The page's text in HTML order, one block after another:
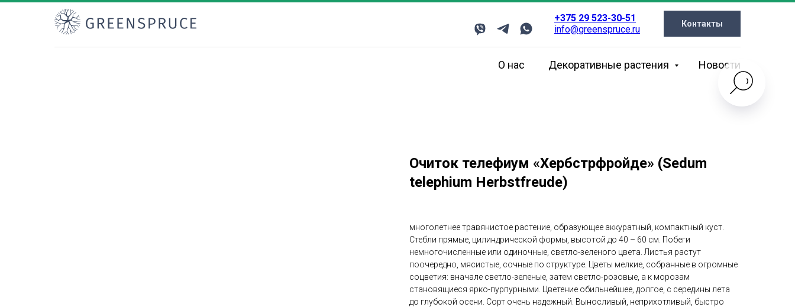
+375 29 523-30-51
info@greenspruce.ru
Контакты
О нас Декоративные растения Новости
Очиток телефиум «Хербстрфройде» (Sedum
telephium Herbstfreude)
многолетнее травянистое растение, образующее аккуратный, компактный куст.
Стебли прямые, цилиндрической формы, высотой до 40 – 60 см. Побеги
немногочисленные или одиночные, светло-зеленого цвета. Листья растут
поочередно, мясистые, сочные по структуре. Цветы мелкие, собранные в огромные
соцветия: вначале светло-зеленые, затем светло-розовые, а к морозам
становящиеся ярко-пурпурными. Цветение обильнейшее, долгое, с середины лета
до глубокой осени. Сорт очень надежный. Выносливый, неприхотливый, быстро